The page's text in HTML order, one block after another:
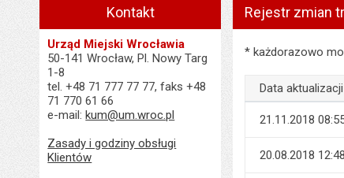
Kontakt
Urząd Miejski Wrocławia
50-141 Wrocław, Pl. Nowy Targ
1-8
tel. +48 71 777 77 77, faks +48
71 770 61 66
e-mail:kum@um.wroc.pl
Zasady i godziny obsługi
Klientów
Rejestr zmian
Rejestr zmian
* każdorazowo
Data aktualizacji
21.11.2018
20.08.2018 12:48